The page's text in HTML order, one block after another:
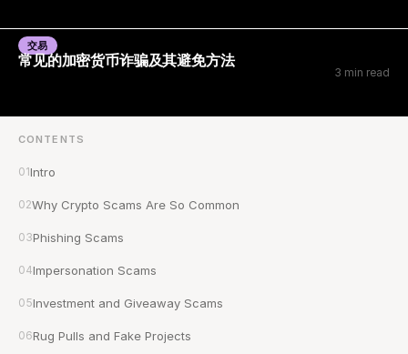
交易
常见的加密货币诈骗及其避免方法
3 min read
CONTENTS
01Intro
02Why Crypto Scams Are So Common
03Phishing Scams
04Impersonation Scams
05Investment and Giveaway Scams
06Rug Pulls and Fake Projects